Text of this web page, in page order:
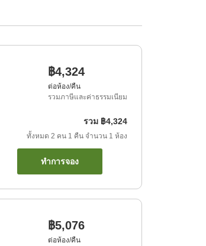
฿4,324
ต่อห้อง/คืน
รวมภาษีและค่าธรรมเนียม
รวม ฿4,324
ทั้งหมด 2 คน 1 คืน จำนวน 1 ห้อง
ทำการจอง
฿5,076
ต่อห้อง/คืน